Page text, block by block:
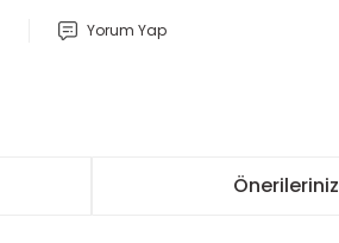
Yorum Yap
Önerileriniz